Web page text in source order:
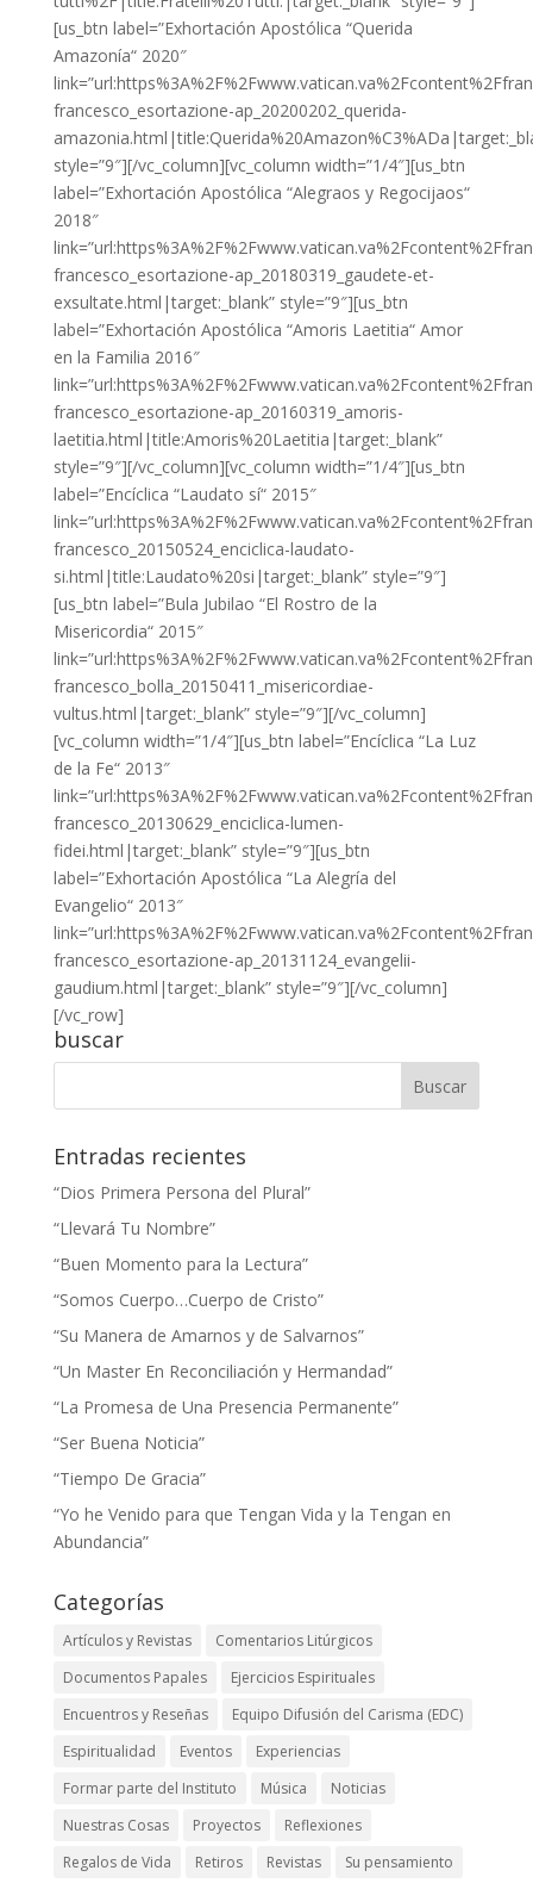
[us_btn label=”Exhortación Apostólica “Querida
Amazonía“ 2020″
francesco_esortazione-ap_20200202_querida-
style=”9″][/vc_column][vc_column width=”1/4″][us_btn
label=”Exhortación Apostólica “Alegraos y Regocijaos“
2018″
francesco_esortazione-ap_20180319_gaudete-et-
exsultate.html|target:_blank” style=”9″][us_btn
label=”Exhortación Apostólica “Amoris Laetitia“ Amor
en la Familia 2016″
francesco_esortazione-ap_20160319_amoris-
laetitia.html|title:Amoris%20Laetitia|target:_blank”
style=”9″][/vc_column][vc_column width=”1/4″][us_btn
label=”Encíclica “Laudato sí“ 2015″
francesco_20150524_enciclica-laudato-
si.html|title:Laudato%20si|target:_blank” style=”9″]
[us_btn label=”Bula Jubilao “El Rostro de la
Misericordia“ 2015″
francesco_bolla_20150411_misericordiae-
vultus.html|target:_blank” style=”9″][/vc_column]
[vc_column width=”1/4″][us_btn label=”Encíclica “La Luz
de la Fe“ 2013″
francesco_20130629_enciclica-lumen-
fidei.html|target:_blank” style=”9″][us_btn
label=”Exhortación Apostólica “La Alegría del
Evangelio“ 2013″
francesco_esortazione-ap_20131124_evangelii-
gaudium.html|target:_blank” style=”9″][/vc_column]
[/vc_row]
buscar
Entradas recientes
“Dios Primera Persona del Plural”
“Llevará Tu Nombre”
“Buen Momento para la Lectura”
“Somos Cuerpo…Cuerpo de Cristo”
“Su Manera de Amarnos y de Salvarnos”
“Un Master En Reconciliación y Hermandad”
“La Promesa de Una Presencia Permanente”
“Ser Buena Noticia”
“Tiempo De Gracia”
“Yo he Venido para que Tengan Vida y la Tengan en
Abundancia”
Categorías
Artículos y Revistas
Comentarios Litúrgicos
Documentos Papales
Ejercicios Espirituales
Encuentros y Reseñas
Equipo Difusión del Carisma (EDC)
Espiritualidad
Eventos
Experiencias
Formar parte del Instituto
Música
Noticias
Nuestras Cosas
Proyectos
Reflexiones
Regalos de Vida
Retiros Revistas
Su pensamiento